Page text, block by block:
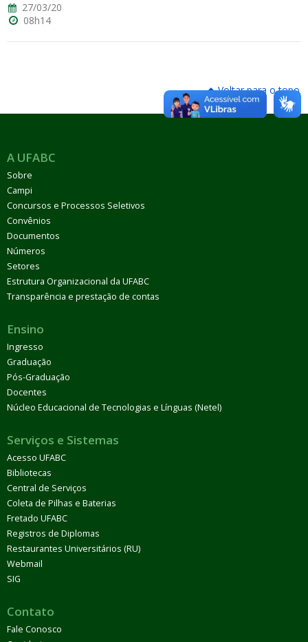
27/03/20
08h14
Voltar para o topo
A UFABC
Sobre
Campi
Concursos e Processos Seletivos
Convênios
Documentos
Números
Setores
Estrutura Organizacional da UFABC
Transparência e prestação de contas
Ensino
Ingresso
Graduação
Pós-Graduação
Docentes
Núcleo Educacional de Tecnologias e Línguas (Netel)
Serviços e Sistemas
Acesso UFABC
Bibliotecas
Central de Serviços
Coleta de Pilhas e Baterias
Fretado UFABC
Registros de Diplomas
Restaurantes Universitários (RU)
Webmail
SIG
Contato
Fale Conosco